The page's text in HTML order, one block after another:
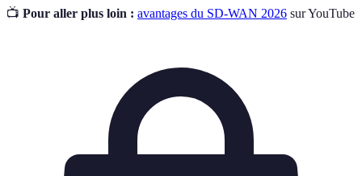
📺 Pour aller plus loin : avantages du SD-WAN 2026 sur YouTube